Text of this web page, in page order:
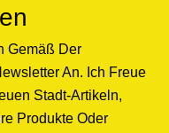
Gemäß Der
An. Ich Freue
Stadt-Artikeln,
Produkte Oder